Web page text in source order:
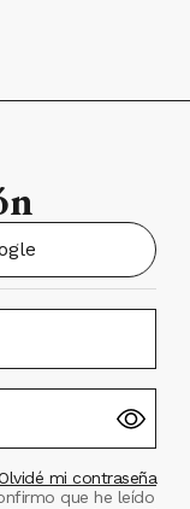
mi contraseña
que he leído